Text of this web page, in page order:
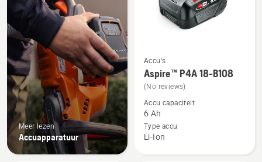
Meer lezen
Accuapparatuur
Bekijk
meer
details
over
Aspire™
P4A
Accu's
Aspire™ P4A 18-B108
(No reviews)
Accu capaciteit
6 Ah
Type accu
Li-Ion